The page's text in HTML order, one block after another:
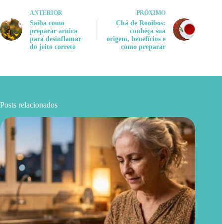
ANTERIOR
Saiba como
preparar arnica
para desinflamar
do jeito correto
PRÓXIMO
Chá de Rooibos:
conheça sua
origem, benefícios e
como preparar
Posts relacionados